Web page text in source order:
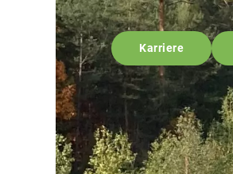
Karriere